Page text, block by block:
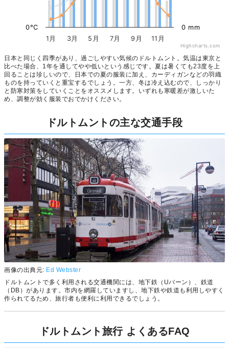
1月 3月 5月 7月 9月 11月
0°C 0 mm
Highcharts.com
日本と同じく四季があり、過ごしやすい気候のドルトムント。気温は東京と
比べた場合、1年を通してやや低いという感じです。夏は暑くても23度を上
回ることは珍しいので、日本での夏の服装に加え、カーディガンなどの羽織
ものを持っていくと重宝するでしょう。一方、冬は冷え込むので、しっかり
と防寒対策をしていくことをオススメします。いずれも寒暖差が激しいた
め、調整が効く服装でおでかけください。
ドルトムントの主な交通手段
画像の出典元: Ed Webster
ドルトムントで多く利用される交通機関には、地下鉄（Uバーン）、鉄道
（DB）があります。市内を網羅していますし、地下鉄や鉄道も利用しやすく
作られてるため、旅行者も便利に利用できるでしょう。
ドルトムント旅行 よくあるFAQ